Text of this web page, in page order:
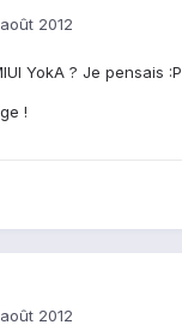
2012
YokA ? Je pensais :P
!
2012